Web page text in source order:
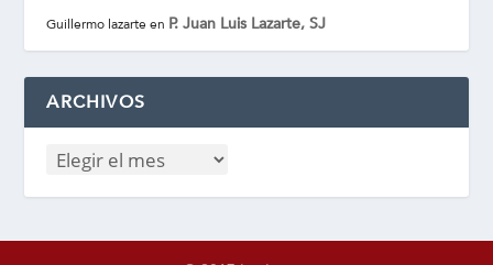
Guillermo lazarte en P. Juan Luis Lazarte, SJ
ARCHIVOS